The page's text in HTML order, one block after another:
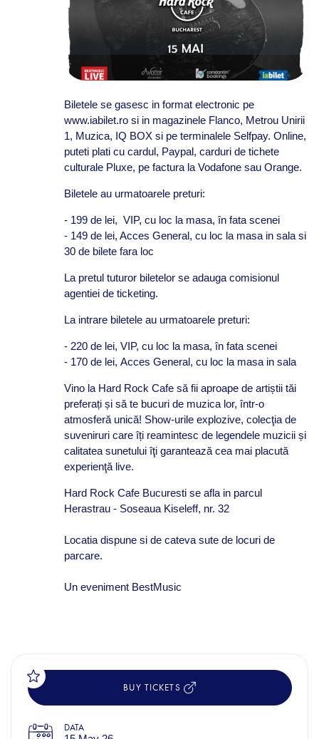
Biletele se gasesc in format electronic pe
www.iabilet.ro si in magazinele Flanco, Metrou Unirii
1, Muzica, IQ BOX si pe terminalele Selfpay. Online,
puteti plati cu cardul, Paypal, carduri de tichete
culturale Pluxe, pe factura la Vodafone sau Orange.
Biletele au urmatoarele preturi:
- 199 de lei, VIP, cu loc la masa, în fata scenei
- 149 de lei, Acces General, cu loc la masa in sala si
30 de bilete fara loc
La pretul tuturor biletelor se adauga comisionul
agentiei de ticketing.
La intrare biletele au urmatoarele preturi:
- 220 de lei, VIP, cu loc la masa, în fata scenei
- 170 de lei, Acces General, cu loc la masa in sala
Vino la Hard Rock Cafe să fii aproape de artiștii tăi
preferați și să te bucuri de muzica lor, într-o
atmosferă unică! Show-urile explozive, colecţia de
suveniruri care îți reamintesc de legendele muzicii și
calitatea sunetului îţi garantează cea mai placută
experienţă live.
Hard Rock Cafe Bucuresti se afla in parcul
Herastrau - Soseaua Kiseleff, nr. 32
Locatia dispune si de cateva sute de locuri de
parcare.
Un eveniment BestMusic
BUY TICKETS
DATA